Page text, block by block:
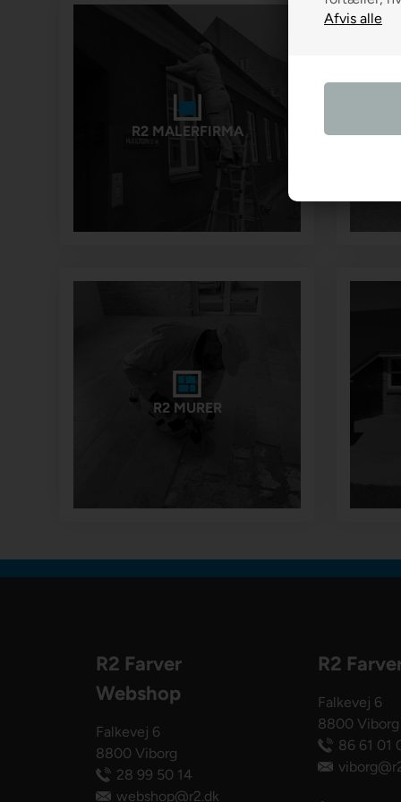
R2 MALERFIRMA
R2 MURER
R2 Farver
Webshop
Falkevej 6
8800 Viborg
28 99 50 14
webshop@r2.dk
R2
Falkevej 6
8800 Viborg
86 61 01